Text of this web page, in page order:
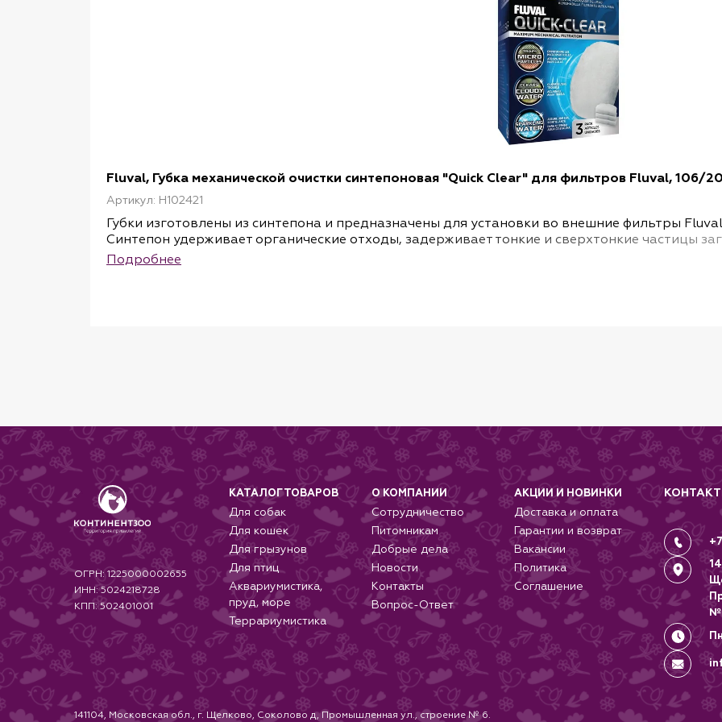
Fluval, Губка механической очистки синтепоновая "Quick Clear" для фильтров Fluval, 106/
Артикул: H102421
Губки изготовлены из синтепона и предназначены для установки во внешние фильтры
Синтепон удерживает органические отходы, задерживает тонкие и сверхтонкие частицы
кристально чистой и прозрачной воды в вашем аквариуме.
Губки можно промывать и менять по мере необходимости.
Подробнее
ОГРН: 1225000002655
ИНН: 5024218728
КПП: 502401001
КАТАЛОГ ТОВАРОВ
Для собак
Для кошек
Для грызунов
Для птиц
Аквариумистика,
пруд, море
Террариумистика
О КОМПАНИИ
Сотрудничество
Питомникам
Добрые дела
Новости
Контакты
Вопрос-Ответ
АКЦИИ И НОВИНКИ
Доставка и оплата
Гарантии и возврат
Вакансии
Политика
Соглашение
№
141104, Московская обл., г. Щелково, Соколово д, Промышленная ул., строение № 6.